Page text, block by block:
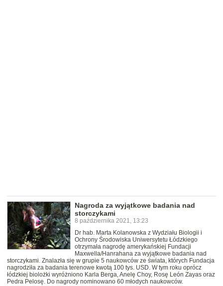
Nagroda za wyjątkowe badania nad
storczykami
8 października 2021, 13:23
Dr hab. Marta Kolanowska z Wydziału Biologii i
Ochrony Środowiska Uniwersytetu Łódzkiego
otrzymała nagrodę amerykańskiej Fundacji
Maxwella/Hanrahana za wyjątkowe badania nad
storczykami. Znalazła się w grupie 5 naukowców ze świata, których Fundacja
nagrodziła za badania terenowe kwotą 100 tys. USD. W tym roku oprócz
łódzkiej biolożki wyróżniono Karla Berga, Anelę Choy, Rosę León Zayas oraz
Pedra Pelosę. Do nagrody nominowano 60 młodych naukowców.